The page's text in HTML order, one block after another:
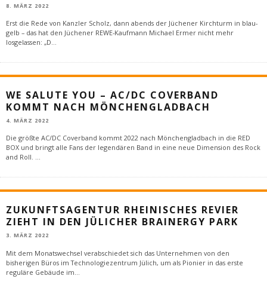
8. MÄRZ 2022
Erst die Rede von Kanzler Scholz, dann abends der Jüchener Kirchturm in blau-
gelb – das hat den Jüchener REWE-Kaufmann Michael Ermer nicht mehr
losgelassen: „D...
WE SALUTE YOU – AC/DC COVERBAND
KOMMT NACH MÖNCHENGLADBACH
4. MÄRZ 2022
Die größte AC/DC Coverband kommt 2022 nach Mönchengladbach in die RED
BOX und bringt alle Fans der legendären Band in eine neue Dimension des Rock
and Roll. ...
ZUKUNFTSAGENTUR RHEINISCHES REVIER
ZIEHT IN DEN JÜLICHER BRAINERGY PARK
3. MÄRZ 2022
Mit dem Monatswechsel verabschiedet sich das Unternehmen von den
bisherigen Büros im Technologiezentrum Jülich, um als Pionier in das erste
reguläre Gebäude im